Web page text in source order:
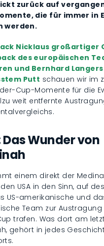
zurück auf
die für immer in
werden.
Nicklaus großartiger
des europäischen
und Bernhard Langers
Putt schauen wir im
Cup-Momente für die
weit entfernte
Das Wunder von
einem direkt der
USA in den Sinn, auf
US-amerikanische und
Team zur Austragung
trafen. Was dort am
gehört in jedes